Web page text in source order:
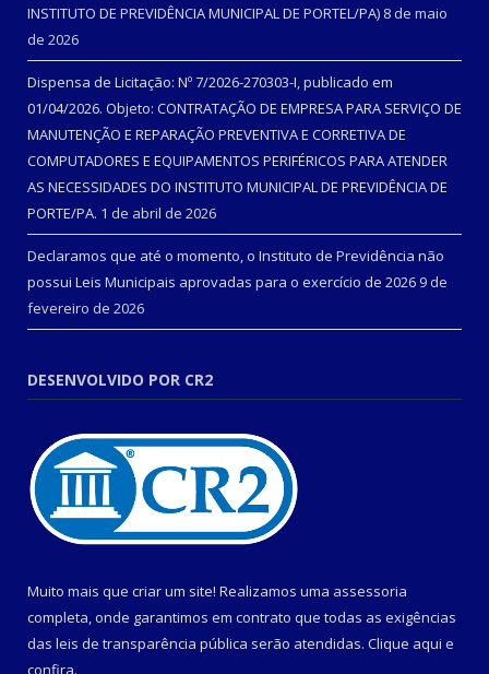
INSTITUTO DE PREVIDÊNCIA MUNICIPAL DE PORTEL/PA) 8 de maio
de 2026
Dispensa de Licitação: Nº 7/2026-270303-I, publicado em
01/04/2026. Objeto: CONTRATAÇÃO DE EMPRESA PARA SERVIÇO DE
MANUTENÇÃO E REPARAÇÃO PREVENTIVA E CORRETIVA DE
COMPUTADORES E EQUIPAMENTOS PERIFÉRICOS PARA ATENDER
AS NECESSIDADES DO INSTITUTO MUNICIPAL DE PREVIDÊNCIA DE
PORTE/PA. 1 de abril de 2026
Declaramos que até o momento, o Instituto de Previdência não
possui Leis Municipais aprovadas para o exercício de 2026 9 de
fevereiro de 2026
DESENVOLVIDO POR CR2
Muito mais que criar um site! Realizamos uma assessoria
completa, onde garantimos em contrato que todas as exigências
das leis de transparência pública serão atendidas. Clique aqui e
confira.